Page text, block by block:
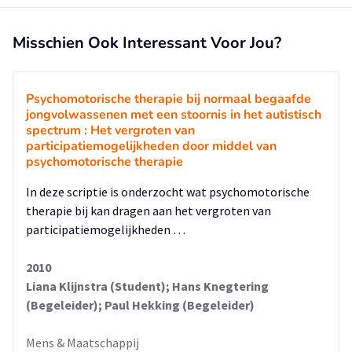
Misschien Ook Interessant Voor Jou?
Psychomotorische therapie bij normaal begaafde
jongvolwassenen met een stoornis in het autistisch
spectrum : Het vergroten van
participatiemogelijkheden door middel van
psychomotorische therapie
In deze scriptie is onderzocht wat psychomotorische
therapie bij kan dragen aan het vergroten van
participatiemogelijkheden …
2010
Liana Klijnstra (Student); Hans Knegtering
(Begeleider); Paul Hekking (Begeleider)
Mens & Maatschappij